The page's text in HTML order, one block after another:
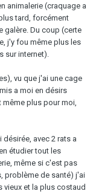
animalerie (craquage a
tard, forcément
galère. Du coup (certe
j'y fou même plus les
sur internet).
vu que j'ai une cage
a moi en désirs
même plus pour moi,
avec 2 rats a
étudier tout les
même si c'est pas
problème de santé) j'ai
vieux et la plus costaud